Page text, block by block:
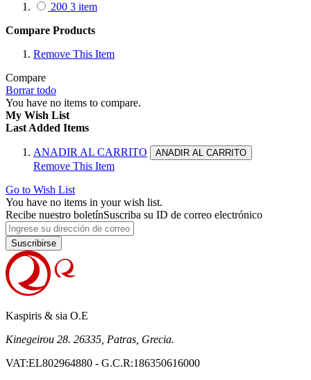
200 3 item
Compare Products
Remove This Item
Compare
Borrar todo
You have no items to compare.
My Wish List
Last Added Items
ANADIR AL CARRITO ANADIR AL CARRITO
Remove This Item
Go to Wish List
You have no items in your wish list.
Recibe nuestro boletínSuscriba su ID de correo electrónico
Suscribirse
Kaspiris & sia O.E
Kinegeirou 28. 26335, Patras, Grecia.
VAT:EL802964880 - G.C.R:186350616000